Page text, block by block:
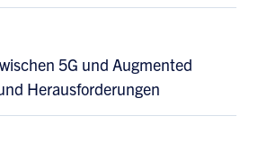
5G und Augmented
Herausforderungen